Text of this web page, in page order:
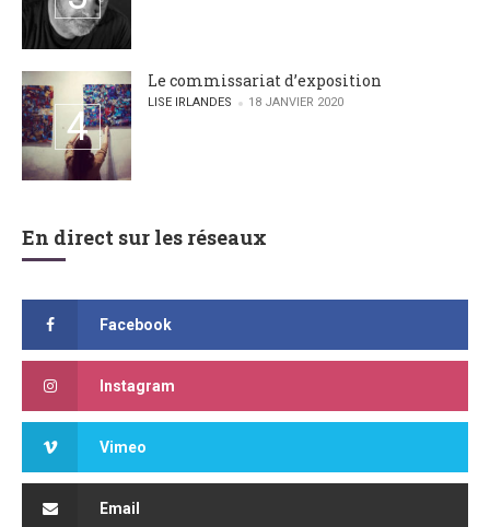
Le commissariat d’exposition
POSTED BY
LISE IRLANDES 18 JANVIER 2020
En direct sur les réseaux
Facebook
Instagram
Vimeo
Email